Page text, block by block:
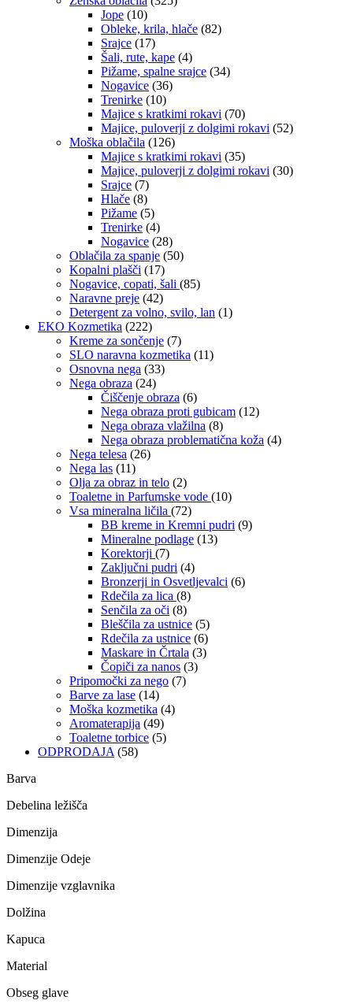
Jope (10)
Obleke, krila, hlače (82)
Srajce (17)
Šali, rute, kape (4)
Pižame, spalne srajce (34)
Nogavice (36)
Trenirke (10)
Majice s kratkimi rokavi (70)
Majice, puloverji z dolgimi rokavi (52)
Moška oblačila (126)
Majice s kratkimi rokavi (35)
Majice, puloverji z dolgimi rokavi (30)
Srajce (7)
Hlače (8)
Pižame (5)
Trenirke (4)
Nogavice (28)
Oblačila za spanje (50)
Kopalni plašči (17)
Nogavice, copati, šali (85)
Naravne preje (42)
Detergent za volno, svilo, lan (1)
EKO Kozmetika (222)
Kreme za sončenje (7)
SLO naravna kozmetika (11)
Osnovna nega (33)
Nega obraza (24)
Čiščenje obraza (6)
Nega obraza proti gubicam (12)
Nega obraza vlažilna (8)
Nega obraza problematična koža (4)
Nega telesa (26)
Nega las (11)
Olja za obraz in telo (2)
Toaletne in Parfumske vode (10)
Vsa mineralna ličila (72)
BB kreme in Kremni pudri (9)
Mineralne podlage (13)
Korektorji (7)
Zaključni pudri (4)
Bronzerji in Osvetljevalci (6)
Rdečila za lica (8)
Senčila za oči (8)
Bleščila za ustnice (5)
Rdečila za ustnice (6)
Maskare in Črtala (3)
Čopiči za nanos (3)
Pripomočki za nego (7)
Barve za lase (14)
Moška kozmetika (4)
Aromaterapija (49)
Toaletne torbice (5)
ODPRODAJA (58)
Barva
Debelina ležišča
Dimenzija
Dimenzije Odeje
Dimenzije vzglavnika
Dolžina
Kapuca
Material
Obseg glave